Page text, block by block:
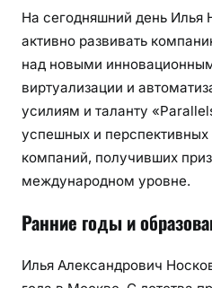
На сегодняшний день Илья
активно развивать
над новыми
виртуализации и
усилиям и таланту
успешных и перспективных
компаний, получивших
международном уровне.
Ранние годы и
Илья Александрович